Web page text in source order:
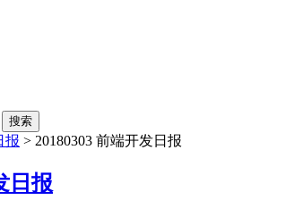
报 > 20180303 前端开发日报
日报